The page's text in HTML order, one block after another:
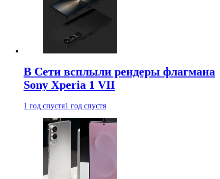
В Сети всплыли рендеры флагмана
Sony Xperia 1 VII
1 год спустя1 год спустя